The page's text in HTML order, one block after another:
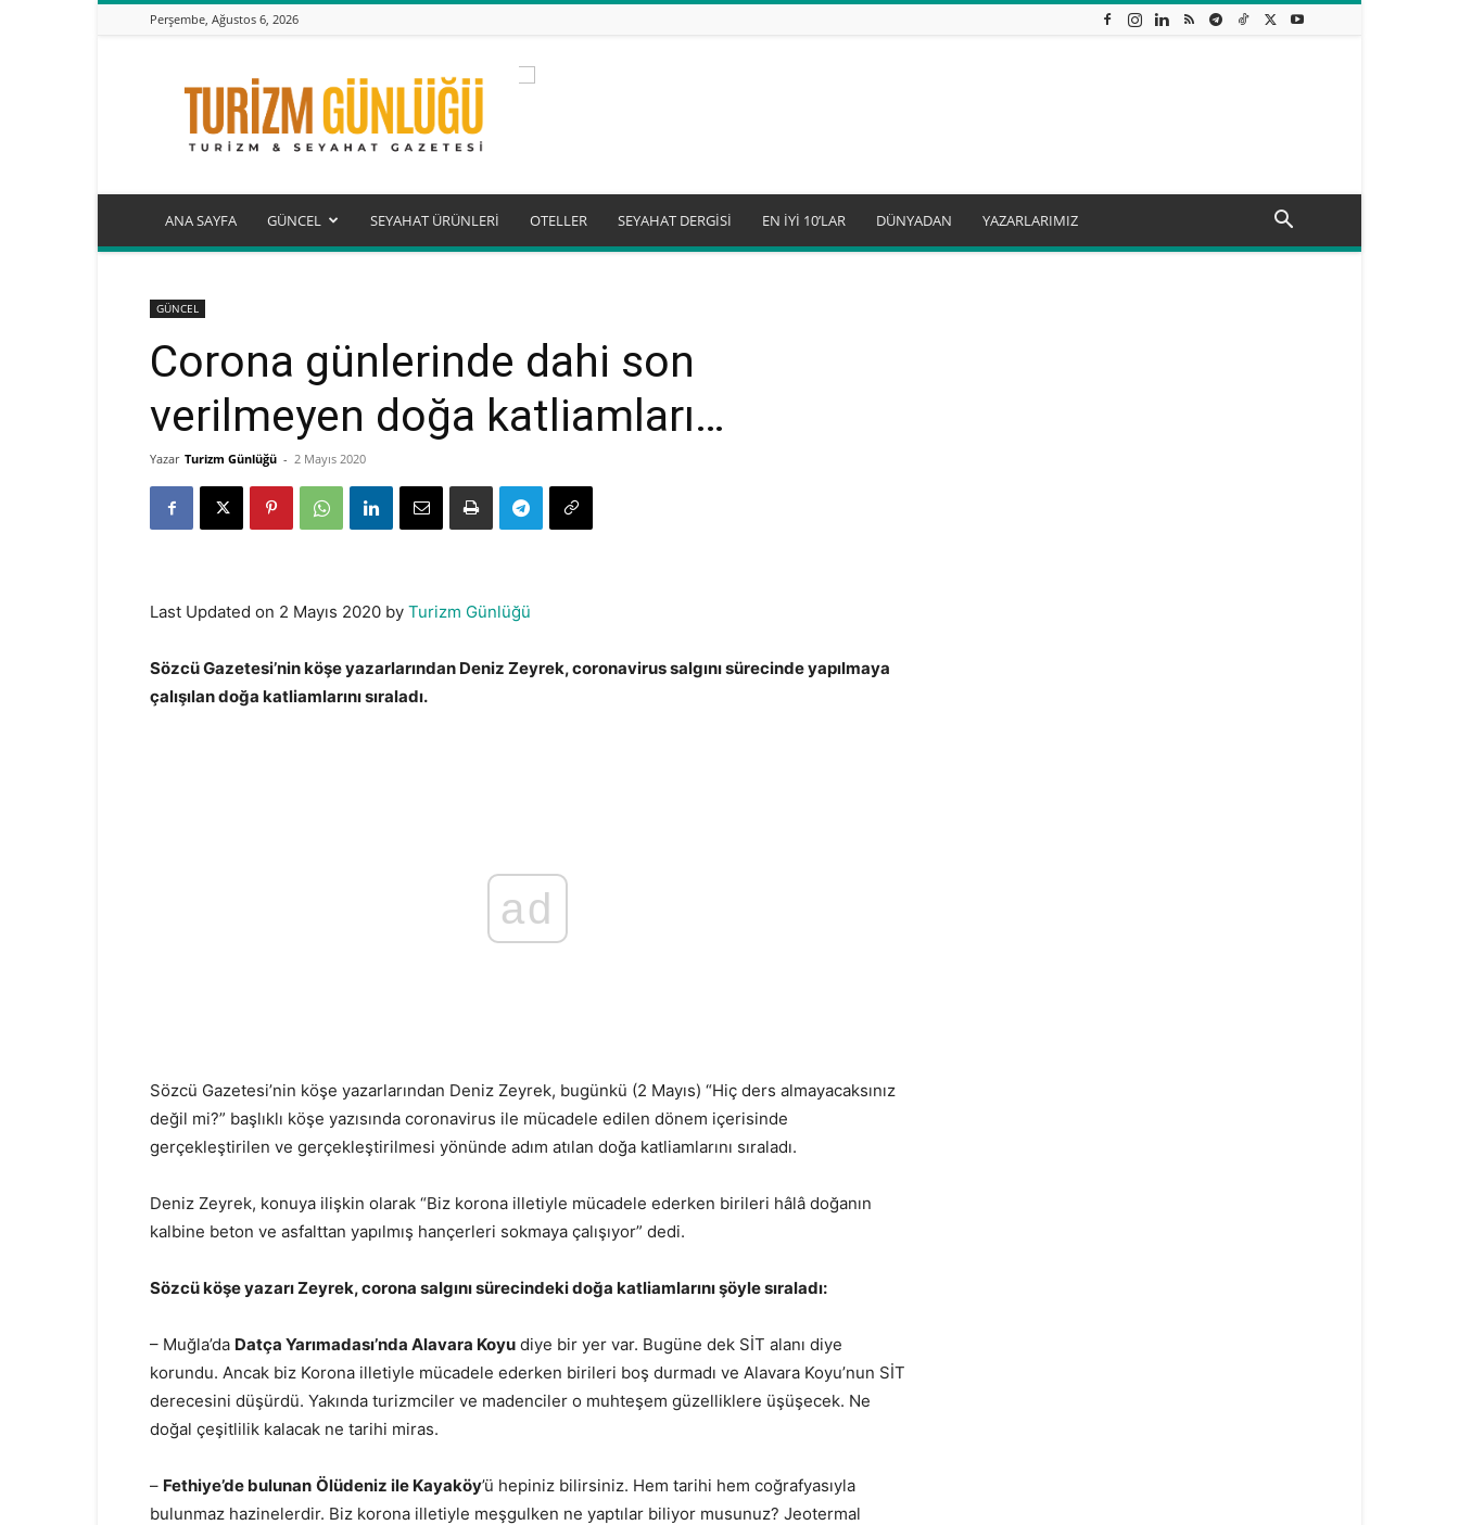
Perşembe, Ağustos 6, 2026
Turizm
Günlüğü
ANA SAYFA GÜNCEL SEYAHAT ÜRÜNLERİ OTELLER SEYAHAT DERGİSİ EN İYİ 10’LAR DÜNYADAN YAZARLARIMIZ
GÜNCEL
Corona günlerinde dahi son
verilmeyen doğa katliamları…
Yazar Turizm Günlüğü - 2 Mayıs 2020
Last Updated on 2 Mayıs 2020 by Turizm Günlüğü
Sözcü Gazetesi’nin köşe yazarlarından Deniz Zeyrek, coronavirus salgını sürecinde yapılmaya
çalışılan doğa katliamlarını sıraladı.
ad
Sözcü Gazetesi’nin köşe yazarlarından Deniz Zeyrek, bugünkü (2 Mayıs) “Hiç ders almayacaksınız
değil mi?” başlıklı köşe yazısında coronavirus ile mücadele edilen dönem içerisinde
gerçekleştirilen ve gerçekleştirilmesi yönünde adım atılan doğa katliamlarını sıraladı.
Deniz Zeyrek, konuya ilişkin olarak “Biz korona illetiyle mücadele ederken birileri hâlâ doğanın
kalbine beton ve asfalttan yapılmış hançerleri sokmaya çalışıyor” dedi.
Sözcü köşe yazarı Zeyrek, corona salgını sürecindeki doğa katliamlarını şöyle sıraladı:
– Muğla’da Datça Yarımadası’nda Alavara Koyu diye bir yer var. Bugüne dek SİT alanı diye
korundu. Ancak biz Korona illetiyle mücadele ederken birileri boş durmadı ve Alavara Koyu’nun SİT
derecesini düşürdü. Yakında turizmciler ve madenciler o muhteşem güzelliklere üşüşecek. Ne
doğal çeşitlilik kalacak ne tarihi miras.
– Fethiye’de bulunan Ölüdeniz ile Kayaköy’ü hepiniz bilirsiniz. Hem tarihi hem coğrafyasıyla
bulunmaz hazinelerdir. Biz korona illetiyle meşgulken ne yaptılar biliyor musunuz? Jeotermal